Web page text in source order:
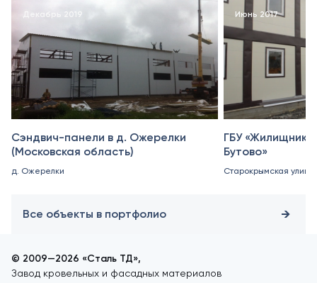
Декабрь 2019
Сэндвич-панели в д. Ожерелки
(Московская область)
д. Ожерелки
Июнь 2017
ГБУ «Жилищник
Бутово»
Старокрымская улица,
Все объекты в портфолио
© 2009—2026 «Сталь ТД»,
Завод кровельных и фасадных материалов